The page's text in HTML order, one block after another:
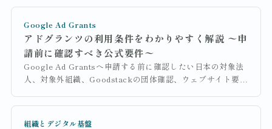
Google Ad Grants
アドグランツの利用条件をわかりやすく解説 〜申
請前に確認すべき公式要件〜
Google Ad Grantsへ申請する前に確認したい日本の対象法
人、対象外組織、Goodstackの団体確認、ウェブサイト要件
い有効化手順も解説します。
組織とデジタル基盤